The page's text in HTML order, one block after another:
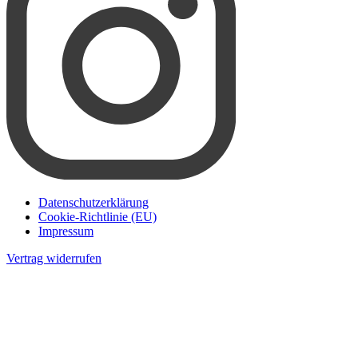
Datenschutzerklärung
Cookie-Richtlinie (EU)
Impressum
Vertrag widerrufen